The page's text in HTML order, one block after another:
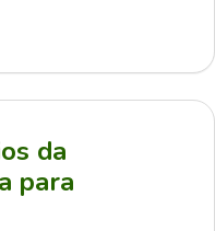
da
para